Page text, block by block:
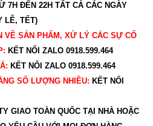
7H ĐẾN 22H TẤT CẢ CÁC NGÀY
LỄ, TẾT)
VỀ SẢN PHẨM, XỬ LÝ CÁC SỰ CỐ
KẾT NỐI ZALO 0918.599.464
KẾT NỐI ZALO 0918.599.464
SỐ LƯỢNG NHIỀU: KẾT NỐI
GIAO TOÀN QUỐC TẠI NHÀ HOẶC